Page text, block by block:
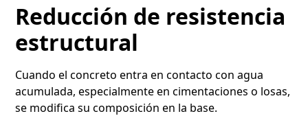
Reducción de resistencia
estructural
Cuando el concreto entra en contacto con agua
acumulada, especialmente en cimentaciones o losas,
se modifica su composición en la base.